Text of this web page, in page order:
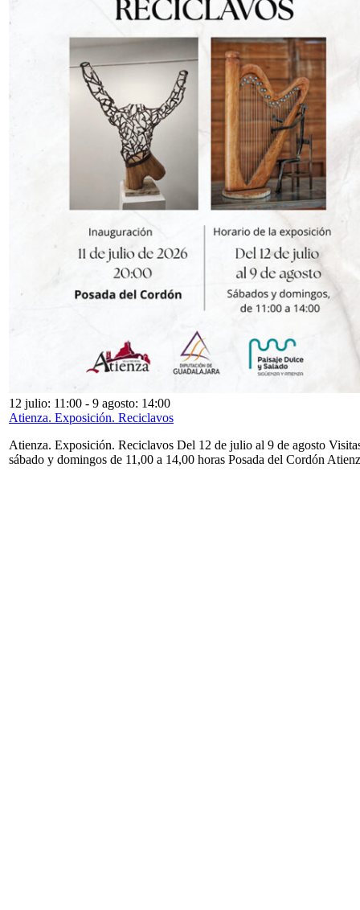
12 julio: 11:00 - 9 agosto: 14:00
Atienza. Exposición. Reciclavos
Atienza. Exposición. Reciclavos Del 12 de julio al 9 de agosto
sábado y domingos de 11,00 a 14,00 horas Posada del Cordón